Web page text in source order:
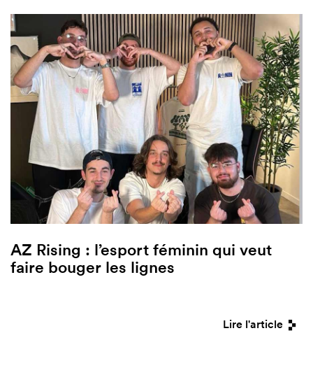
AZ Rising : l’esport féminin qui veut
faire bouger les lignes
Lire l'article